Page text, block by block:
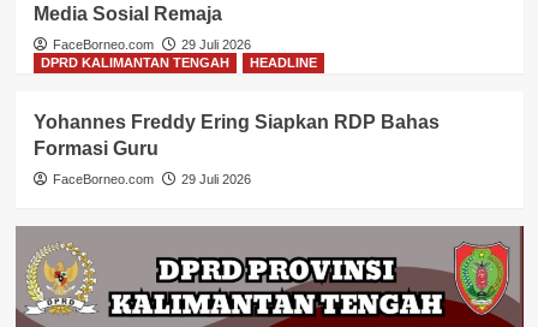
Media Sosial Remaja
FaceBorneo.com
29 Juli 2026
DPRD KALIMANTAN TENGAH
HEADLINE
Yohannes Freddy Ering Siapkan RDP Bahas
Formasi Guru
FaceBorneo.com 29 Juli 2026